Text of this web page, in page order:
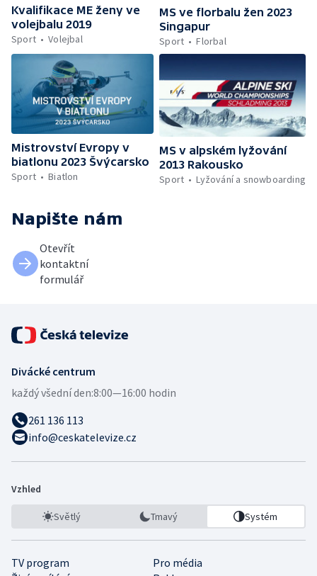
Kvalifikace ME ženy ve
volejbalu 2019
Sport
Volejbal
MS ve florbalu žen 2023
Singapur
Sport
Florbal
Mistrovství Evropy v
biatlonu 2023 Švýcarsko
Sport
Biatlon
MS v alpském lyžování
2013 Rakousko
Sport
Lyžování a snowboarding
Napište nám
Otevřít
kontaktní
formulář
Divácké centrum
každý všední den:8:00—16:00 hodin
261 136 113
info@ceskatelevize.cz
Vzhled
Světlý Tmavý Systém
TV program
Pro média